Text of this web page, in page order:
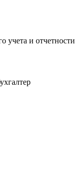
учета и отчетности